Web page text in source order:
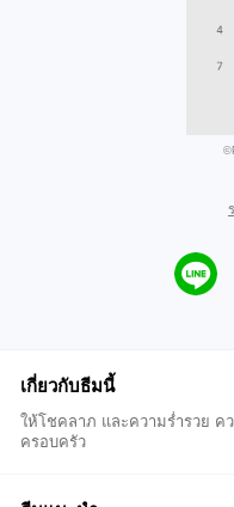
เกี่ยวกับธีมนี้
ให้โชคลาภ และความร่ำรวย
ครอบครัว